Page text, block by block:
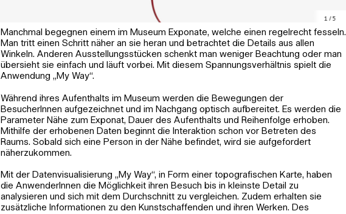
1 / 5
Manchmal begegnen einem im Museum Exponate, welche einen regelrecht fesseln.
Man tritt einen Schritt näher an sie heran und betrachtet die Details aus allen
Winkeln. Anderen Ausstellungsstücken schenkt man weniger Beachtung oder man
übersieht sie einfach und läuft vorbei. Mit diesem Spannungsverhältnis spielt die
Anwendung „My Way“.
Während ihres Aufenthalts im Museum werden die Bewegungen der
BesucherInnen aufgezeichnet und im Nachgang optisch aufbereitet. Es werden die
Parameter Nähe zum Exponat, Dauer des Aufenthalts und Reihenfolge erhoben.
Mithilfe der erhobenen Daten beginnt die Interaktion schon vor Betreten des
Raums. Sobald sich eine Person in der Nähe befindet, wird sie aufgefordert
näherzukommen.
Mit der Datenvisualisierung „My Way“, in Form einer topografischen Karte, haben
die AnwenderInnen die Möglichkeit ihren Besuch bis in kleinste Detail zu
analysieren und sich mit dem Durchschnitt zu vergleichen. Zudem erhalten sie
zusätzliche Informationen zu den Kunstschaffenden und ihren Werken. Des